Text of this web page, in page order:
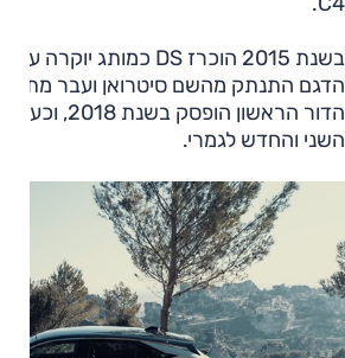
הדגם התנתק מהשם סיטרואן ועבר מתיחת
הדור הראשון
השני והחדש לגמרי.